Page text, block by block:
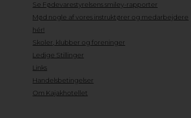
Se Fødevarestyrelsens smiley-rapporter
Mød nogle af vores instruktører og medarbejdere
hér!
Skoler, klubber og foreninger
Ledige Stillinger
Links
Handelsbetingelser
Om Kajakhotellet